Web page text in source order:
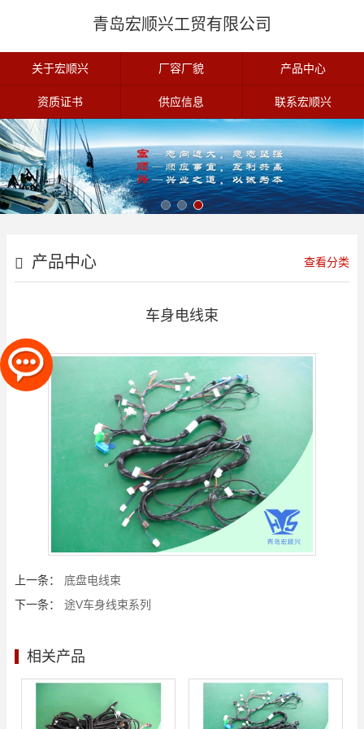
青岛宏顺兴工贸有限公司
关于宏顺兴 厂容厂貌 产品中心
资质证书 供应信息 联系宏顺兴
产品中心 查看分类
车身电线束
上一条：
底盘电线束
下一条：
途V车身线束系列
相关产品